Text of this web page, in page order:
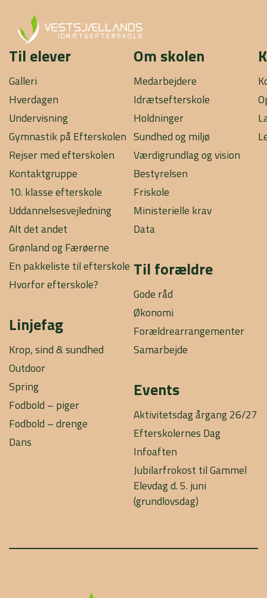
Til elever
Galleri
Hverdagen
Undervisning
Gymnastik på Efterskolen
Rejser med efterskolen
Kontaktgruppe
10. klasse efterskole
Uddannelsesvejledning
Alt det andet
Grønland og Færøerne
En pakkeliste til efterskole
Hvorfor efterskole?
Linjefag
Krop, sind & sundhed
Outdoor
Spring
Fodbold – piger
Fodbold – drenge
Dans
Om skolen
Medarbejdere
Idrætsefterskole
Holdninger
Sundhed og miljø
Værdigrundlag og vision
Bestyrelsen
Friskole
Ministerielle krav
Data
Til forældre
Gode råd
Økonomi
Forældrearrangementer
Samarbejde
Events
Aktivitetsdag årgang 26/27
Efterskolernes Dag
Infoaften
Jubilarfrokost til Gammel
Elevdag d. 5. juni
(grundlovsdag)